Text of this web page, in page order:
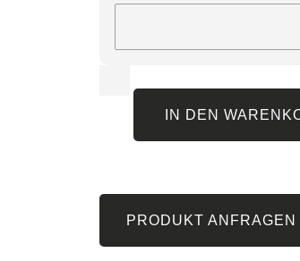
IN DEN
PRODUKT ANFRAGEN